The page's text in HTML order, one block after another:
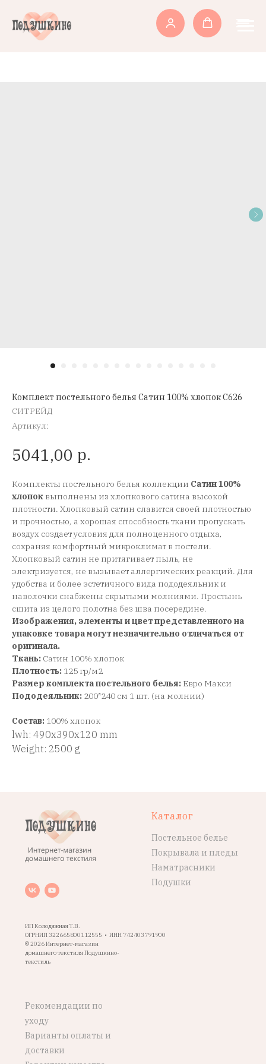
Комплект постельного белья Сатин 100% хлопок C626
СИТРЕЙД
Артикул:
5041,00 р.
Комплекты постельного белья коллекции Сатин 100%
хлопок выполнены из хлопкового сатина высокой
плотности. Хлопковый сатин славится своей плотностью
и прочностью, а хорошая способность ткани пропускать
воздух создает условия для полноценного отдыха,
сохраняя комфортный микроклимат в постели.
Хлопковый сатин не притягивает пыль, не
электризуется, не вызывает аллергических реакций. Для
удобства и более эстетичного вида пододеяльник и
наволочки снабжены скрытыми молниями. Простынь
сшита из целого полотна без шва посередине.
Изображения, элементы и цвет представленного на
упаковке товара могут незначительно отличаться от
оригинала.
Ткань: Сатин 100% хлопок
Плотность: 125 гр/м2
Размер комплекта постельного белья: Евро Макси
Пододеяльник: 200*240 см 1 шт. (на молнии)
Состав: 100% хлопок
lwh: 490x390x120 mm
Weight: 2500 g
ИП Колодяжная Т.В.
ОГРНИП 322665800112555 • ИНН 742403791900
© 2026 Интернет-магазин
домашнего текстиля Подушкино-
текстиль
Каталог
Постельное белье
Покрывала и пледы
Наматрасники
Подушки
Рекомендации по
уходу
Варианты оплаты и
доставки